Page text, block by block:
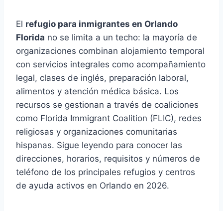
El refugio para inmigrantes en Orlando
Florida no se limita a un techo: la mayoría de
organizaciones combinan alojamiento temporal
con servicios integrales como acompañamiento
legal, clases de inglés, preparación laboral,
alimentos y atención médica básica. Los
recursos se gestionan a través de coaliciones
como Florida Immigrant Coalition (FLIC), redes
religiosas y organizaciones comunitarias
hispanas. Sigue leyendo para conocer las
direcciones, horarios, requisitos y números de
teléfono de los principales refugios y centros
de ayuda activos en Orlando en 2026.